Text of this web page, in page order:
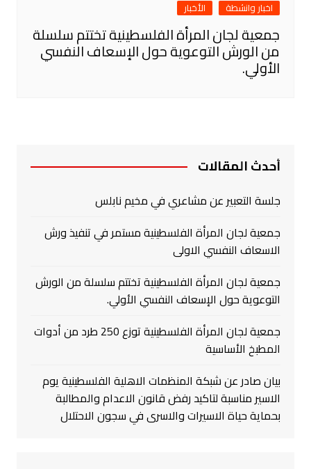
اخبار وانشطة الأخبار
جمعية لجان المرأة الفلسطينية تختتم سلسلة
من الورش التوعوية حول الإسعاف النفسي
الأولي.
أحدث المقالات
جلسة التعبير عن مشاعري في مخيم نابلس
جمعية لجان المرأة الفلسطينية مستمر في تنفيذ ورش
الاسعاف النفسي الاولى
جمعية لجان المرأة الفلسطينية تختتم سلسلة من الورش
التوعوية حول الإسعاف النفسي الأولي.
جمعية لجان المرأة الفلسطينية توزع 250 طرد من أدوات
المطبخ الأساسية
بيان صادر عن شبكة المنظمات الاهلية الفلسطينية يوم
الاسير مناسبة لتاكيد رفض قانون الاعدام والمطالبة
بحماية حياة الاسيرات والاسرى في سجون الاحتلال